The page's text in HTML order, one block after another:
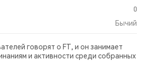
0
Бычий
говорят о FT, и он занимает
и активности среди собранных